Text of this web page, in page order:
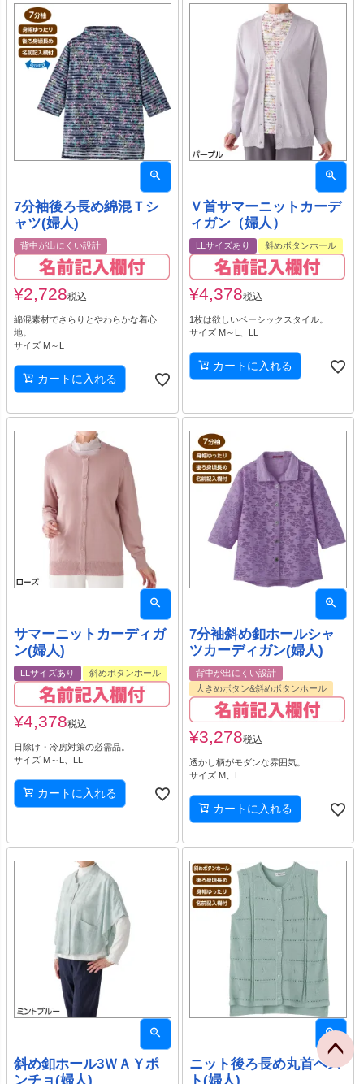
7分袖後ろ長め綿混Ｔシ
ャツ(婦人)
背中が出にくい設計
¥2,728税込
綿混素材でさらりとやわらかな着心
地。
サイズ M～L
カートに入れる
Ｖ首サマーニットカーデ
ィガン（婦人）
LLサイズあり 斜めボタンホール
¥4,378税込
1枚は欲しいベーシックスタイル。
サイズ M～L、LL
カートに入れる
サマーニットカーディガ
ン(婦人)
LLサイズあり 斜めボタンホール
¥4,378税込
日除け・冷房対策の必需品。
サイズ M～L、LL
カートに入れる
7分袖斜め釦ホールシャ
ツカーディガン(婦人)
背中が出にくい設計
大きめボタン&斜めボタンホール
¥3,278税込
透かし柄がモダンな雰囲気。
サイズ M、L
カートに入れる
斜め釦ホール3ＷＡＹポ
ンチョ(婦人)
ニット後ろ長め丸首ベス
ト(婦人)